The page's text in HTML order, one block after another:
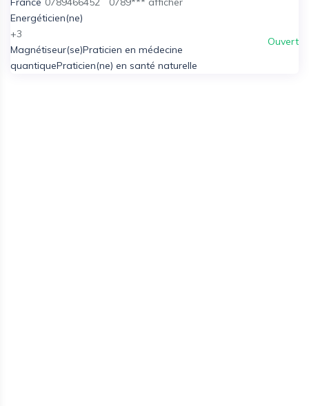
Energéticien(ne)
+3
Magnétiseur(se)Praticien en médecine
quantiquePraticien(ne) en santé naturelle
Ouvert